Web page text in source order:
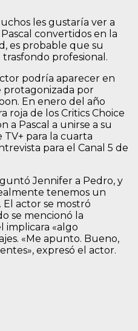
les gustaría ver a
convertidos en la
es probable que su
profesional.
podría aparecer en
protagonizada por
En enero del año
roja de los Critics Choice
a Pascal a unirse a su
para la cuarta
para el Canal 5 de
Jennifer a Pedro, y
tenemos un
actor se mostró
se mencionó la
implicara «algo
«Me apunto. Bueno,
expresó el actor.